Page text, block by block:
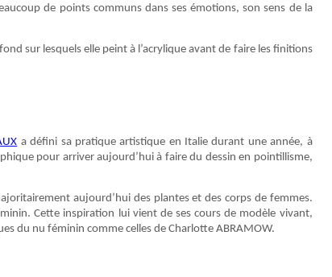
de points communs dans ses émotions, son sens de la
sur lesquels elle peint à l’acrylique avant de faire les finitions
a défini sa pratique artistique en Italie durant une année, à
pour arriver aujourd’hui à faire du dessin en pointillisme,
aujourd’hui des plantes et des corps de femmes.
Cette inspiration lui vient de ses cours de modèle vivant,
du nu féminin comme celles de Charlotte ABRAMOW.